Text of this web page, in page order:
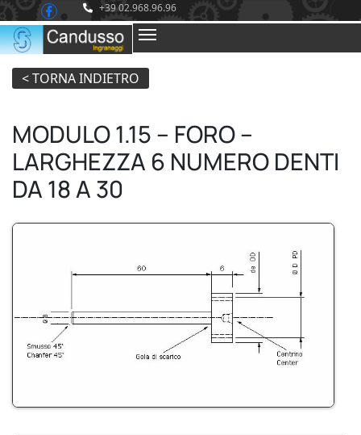
+39 02.968.96.96
MODULO 1.15 – FORO –
LARGHEZZA 6 NUMERO DENTI
DA 18 A 30